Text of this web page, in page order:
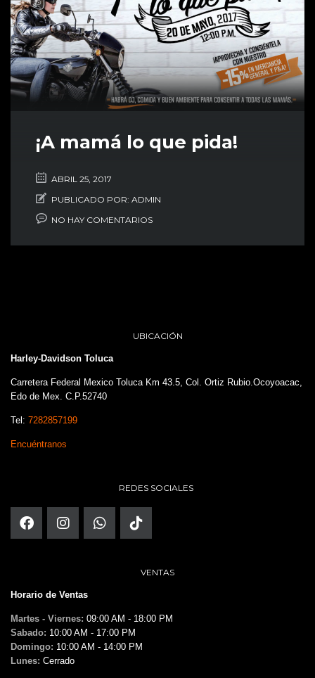
¡A mamá lo que pida!
ABRIL 25, 2017
PUBLICADO POR: ADMIN
NO HAY COMENTARIOS
UBICACIÓN
Harley-Davidson Toluca
Carretera Federal Mexico Toluca Km 43.5, Col. Ortiz Rubio.Ocoyoacac,
Edo de Mex. C.P.52740
Tel: 7282857199
Encuéntranos
REDES SOCIALES
VENTAS
Horario de Ventas
Martes - Viernes: 09:00 AM - 18:00 PM
Sabado: 10:00 AM - 17:00 PM
Domingo: 10:00 AM - 14:00 PM
Lunes: Cerrado